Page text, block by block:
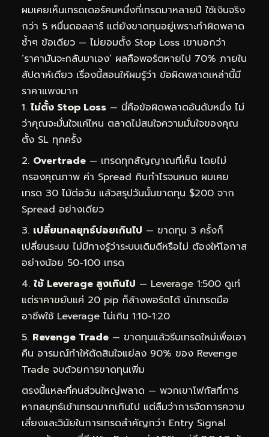
ผมเคยเห็นเทรดเดอร์คนหนึ่งที่เทรดมาหลายปี ใช้เงินจริง
กว่า 5 หมื่นดอลลาร์ แต่ยังขาดทุนอยู่เพราะทำผิดพลาด
ซ้ำๆ ข้อเดียว — ไม่ยอมตั้ง Stop Loss เขาบอกว่า
‘ราคามันจะกลับมาเอง’ ผลคือพอร์ตหายไป 70% ภายใน
สัปดาห์เดียว เรื่องนี้สอนให้ผมรู้ว่า ข้อผิดพลาดเหล่านี้มี
ราคาแพงมาก
ไม่ตั้ง Stop Loss — นี่คือข้อผิดพลาดอันดับหนึ่ง ไม่
ว่าคุณจะมั่นใจแค่ไหน ตลาดไม่สนใจความมั่นใจของคุณ
ตั้ง SL ทุกครั้ง
Overtrade — เทรดทุกสัญญาณที่เห็น โดยไม่
กรองคุณภาพ ค่า Spread กินกำไรจนหมด ผมเคย
เทรด 30 ไม้ต่อวัน แล้วสรุปวันนั้นขาดทุน $200 จาก
Spread อย่างเดียว
เปลี่ยนกลยุทธ์บ่อยเกินไป — ขาดทุน 3 ครั้งก็
เปลี่ยนระบบ ไม่มีทางรู้ว่าระบบเดิมดีหรือไม่ ต้องให้โอกาส
อย่างน้อย 50-100 เทรด
ใช้ Leverage สูงเกินไป — Leverage 1:500 ดูเท่
แต่ราคาขยับแค่ 20 pip ก็ล้างพอร์ตได้ นักเทรดมือ
อาชีพใช้ Leverage ไม่เกิน 1:10-1:20
Revenge Trade — ขาดทุนแล้วรีบเทรดใหม่เพื่อเอา
คืน อารมณ์ทำให้ตัดสินใจแย่ลง 90% ของ Revenge
Trade จบด้วยการขาดทุนเพิ่ม
ตรงนี้แหละที่คนส่วนใหญ่พลาด — พวกเขาโฟกัสที่การ
หากลยุทธ์เข้าเทรดมากเกินไป แต่ลืมว่าการจัดการความ
เสี่ยงและวินัยในการเทรดสำคัญกว่า Entry Signal